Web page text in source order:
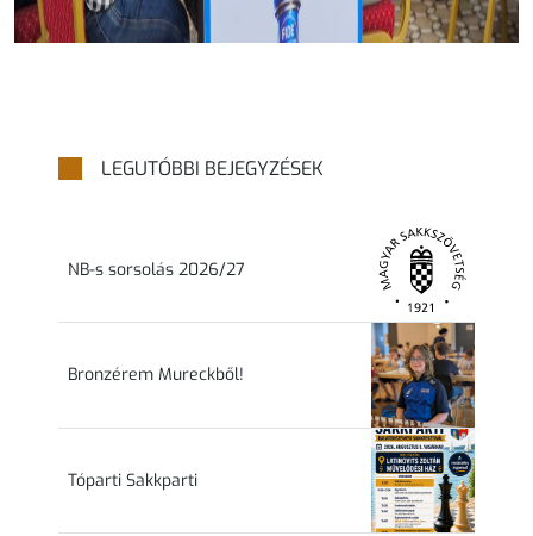
LEGUTÓBBI BEJEGYZÉSEK
NB-s sorsolás 2026/27
Bronzérem Mureckből!
Tóparti Sakkparti